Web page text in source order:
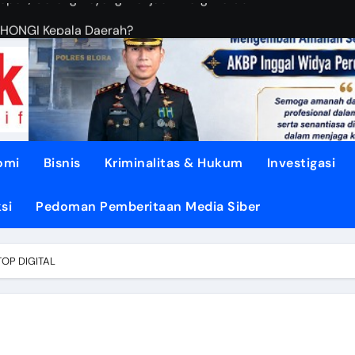
Membangun KOPERASI MODERN
RUANG Publik
di TUNJUNGAN ke Provinsi
dari Oligarki
‘PERI AIR’
Mengalir ke DESA”
Bisnis Kriminalitas & Hukum Investigasi
Pedoman Pemberitaan Media Siber
DIGITAL